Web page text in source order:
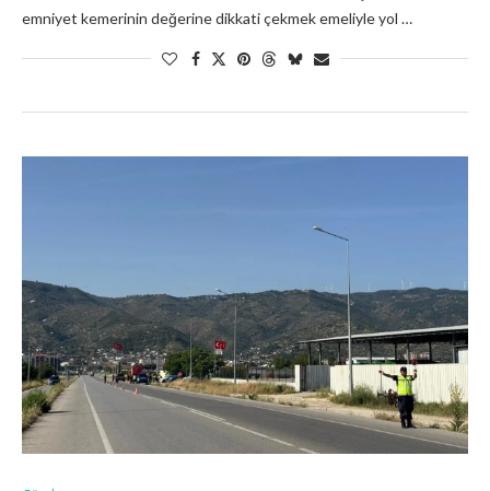
emniyet kemerinin değerine dikkati çekmek emeliyle yol …